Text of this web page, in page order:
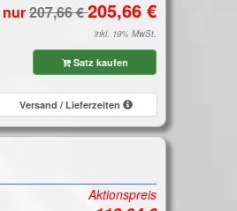
nur
inkl. 19% MwSt.
Satz kaufen
Versand / Lieferzeiten
Aktionspreis